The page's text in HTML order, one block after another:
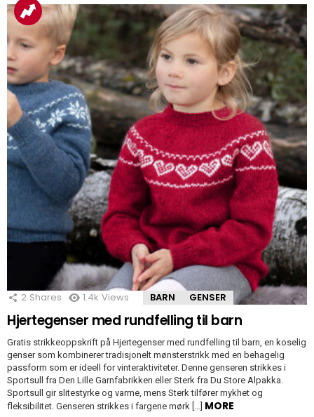
2 Shares 1.4k Views BARN GENSER
Hjertegenser med rundfelling til barn
Gratis strikkeoppskrift på Hjertegenser med rundfelling til barn, en koselig
genser som kombinerer tradisjonelt mønsterstrikk med en behagelig
passform som er ideell for vinteraktiviteter. Denne genseren strikkes i
Sportsull fra Den Lille Garnfabrikken eller Sterk fra Du Store Alpakka.
Sportsull gir slitestyrke og varme, mens Sterk tilfører mykhet og
fleksibilitet. Genseren strikkes i fargene mørk […] MORE